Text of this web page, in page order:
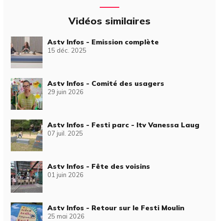
Vidéos similaires
Astv Infos - Emission complète
15 déc. 2025
Astv Infos - Comité des usagers
29 juin 2026
Astv Infos - Festi parc - Itv Vanessa Laug
07 juil. 2025
Astv Infos - Fête des voisins
01 juin 2026
Astv Infos - Retour sur le Festi Moulin
25 mai 2026